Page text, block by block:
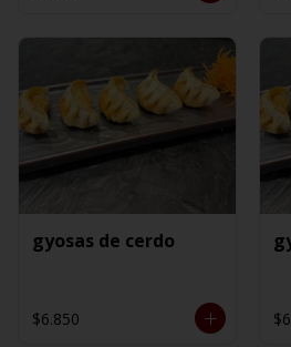
gyosas de cerdo
$6.850